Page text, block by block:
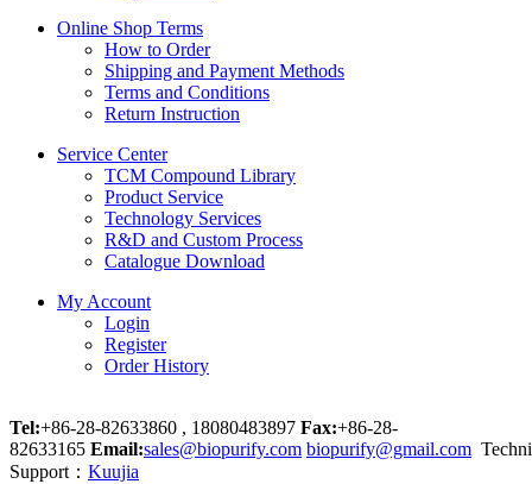
Online Shop Terms
How to Order
Shipping and Payment Methods
Terms and Conditions
Return Instruction
Service Center
TCM Compound Library
Product Service
Technology Services
R&D and Custom Process
Catalogue Download
My Account
Login
Register
Order History
Tel:+86-28-82633860 , 18080483897 Fax:+86-28-
82633165 Email:sales@biopurify.com biopurify@gmail.com
Support： Kuujia